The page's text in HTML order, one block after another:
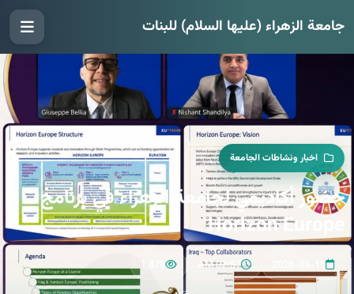
جامعة الزهراء (عليها السلام) للبنات
اخبار ونشاطات الجامعة
حضور أكاديمي لجامعة الزهراء في برنامج
Horizon Europe
02:57 AM